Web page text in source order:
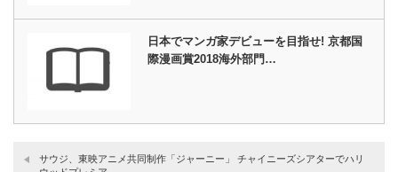
日本でマンガ家デビューを目指せ! 京都国
際漫画賞2018海外部門…
サウジ、東映アニメ共同制作「ジャーニー」 チャイニーズシアターでハリ